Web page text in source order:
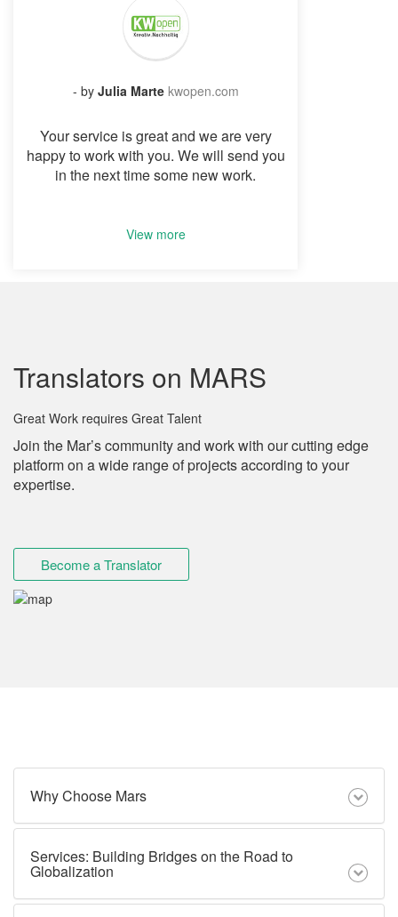
- by Julia Marte kwopen.com
Your service is great and we are very
happy to work with you. We will send you
in the next time some new work.
View more
Translators on MARS
Great Work requires Great Talent
Join the Mar’s community and work with our cutting edge
platform on a wide range of projects according to your
expertise.
Become a Translator
Why Choose Mars
Services: Building Bridges on the Road to
Globalization